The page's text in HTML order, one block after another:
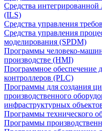
Средства
(ILS)
Средства управления
Средства управления
моделирования (SPDM)
Программы человеко-
производстве (HMI)
Программное обеспечение
контроллеров (PLC)
Программы для создания
производственного
инфраструктурных
Программы технического
Программы